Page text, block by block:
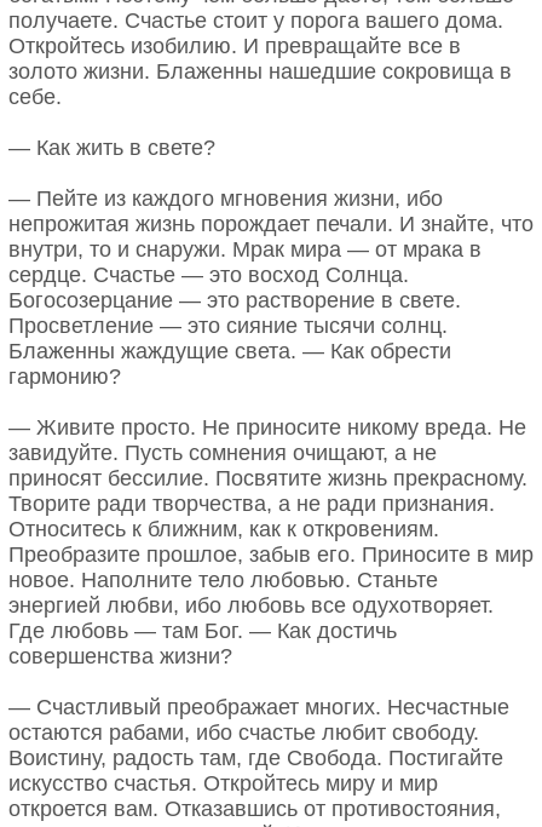
получаете. Счастье стоит у порога вашего дома.
Откройтесь изобилию. И превращайте все в
золото жизни. Блаженны нашедшие сокровища в
себе.
— Как жить в свете?
— Пейте из каждого мгновения жизни, ибо
непрожитая жизнь порождает печали. И знайте, что
внутри, то и снаружи. Мрак мира — от мрака в
сердце. Счастье — это восход Солнца.
Богосозерцание — это растворение в свете.
Просветление — это сияние тысячи солнц.
Блаженны жаждущие света. — Как обрести
гармонию?
— Живите просто. Не приносите никому вреда. Не
завидуйте. Пусть сомнения очищают, а не
приносят бессилие. Посвятите жизнь прекрасному.
Творите ради творчества, а не ради признания.
Относитесь к ближним, как к откровениям.
Преобразите прошлое, забыв его. Приносите в мир
новое. Наполните тело любовью. Станьте
энергией любви, ибо любовь все одухотворяет.
Где любовь — там Бог. — Как достичь
совершенства жизни?
— Счастливый преображает многих. Несчастные
остаются рабами, ибо счастье любит свободу.
Воистину, радость там, где Свобода. Постигайте
искусство счастья. Откройтесь миру и мир
откроется вам. Отказавшись от противостояния,